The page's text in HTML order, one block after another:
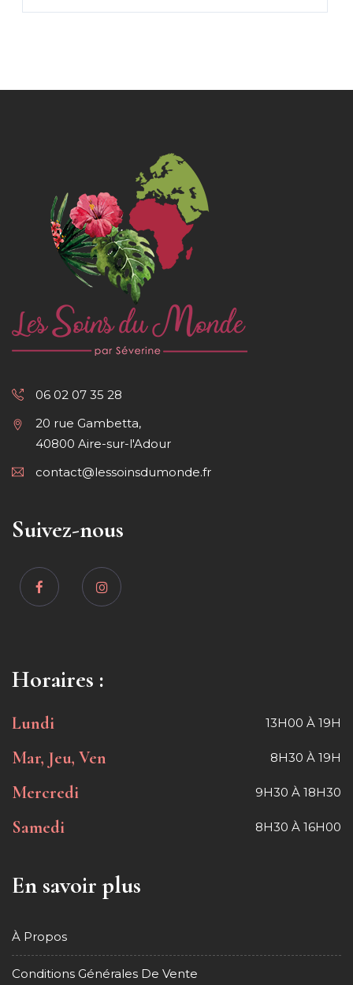
06 02 07 35 28
20 rue Gambetta,
40800 Aire-sur-l'Adour
contact@lessoinsdumonde.fr
Suivez-nous
Horaires :
Lundi 13H00 À 19H
Mar, Jeu, Ven 8H30 À 19H
Mercredi 9H30 À 18H30
Samedi 8H30 À 16H00
En savoir plus
À Propos
Conditions Générales De Vente